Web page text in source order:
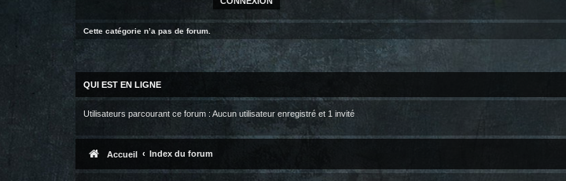
Cette catégorie n’a pas de forum.
QUI EST EN LIGNE
Utilisateurs parcourant ce forum : Aucun utilisateur enregistré et 1 invité
Accueil Index du forum